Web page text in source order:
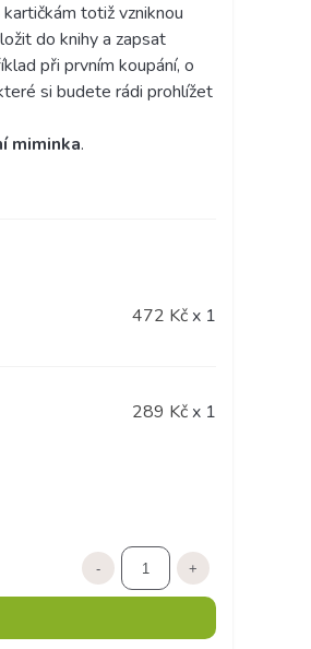
totiž vzniknou
do knihy a zapsat
při prvním koupání, o
si budete rádi prohlížet
miminka.
472 Kčx 1
289 Kčx 1
- +